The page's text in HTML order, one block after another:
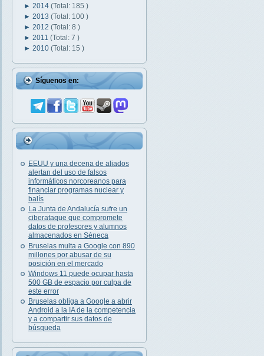
► 2014 (Total: 185 )
► 2013 (Total: 100 )
► 2012 (Total: 8 )
► 2011 (Total: 7 )
► 2010 (Total: 15 )
Síguenos en:
EEUU y una decena de aliados
alertan del uso de falsos
informáticos norcoreanos para
financiar programas nuclear y
balís
La Junta de Andalucía sufre un
ciberataque que compromete
datos de profesores y alumnos
almacenados en Séneca
Bruselas multa a Google con 890
millones por abusar de su
posición en el mercado
Windows 11 puede ocupar hasta
500 GB de espacio por culpa de
este error
Bruselas obliga a Google a abrir
Android a la IA de la competencia
y a compartir sus datos de
búsqueda